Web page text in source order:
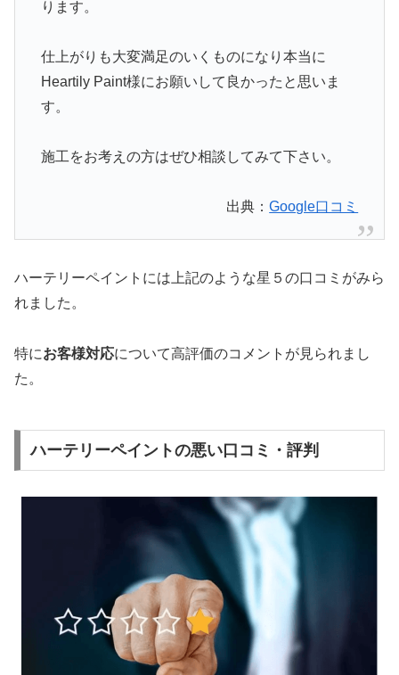
ります。
仕上がりも大変満足のいくものになり本当に
Heartily Paint様にお願いして良かったと思いま
す。
施工をお考えの方はぜひ相談してみて下さい。
出典：Google口コミ
ハーテリーペイントには上記のような星５の口コミがみら
れました。
特にお客様対応について高評価のコメントが見られまし
た。
ハーテリーペイントの悪い口コミ・評判